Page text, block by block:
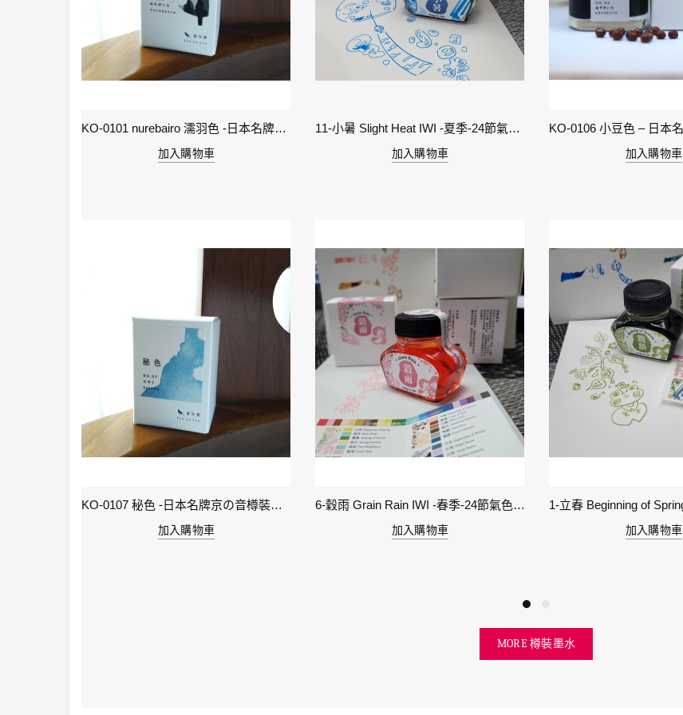
KO-0101 nurebairo 濡羽色 -日本名牌京の音樽裝鋼筆墨水40ml 4573356130012
加入購物車
KO-0107 秘色 -日本名牌京の音樽裝鋼筆墨水 4573356130234 - 40ml
加入購物車
11-小暑 Slight Heat IWI -夏季-24節氣色澤鋼筆墨水
加入購物車
6-穀雨 Grain Rain IWI -春季-24節氣色澤鋼筆墨水
加入購物車
加入購物車
加入購物車
MORE 樽裝墨水